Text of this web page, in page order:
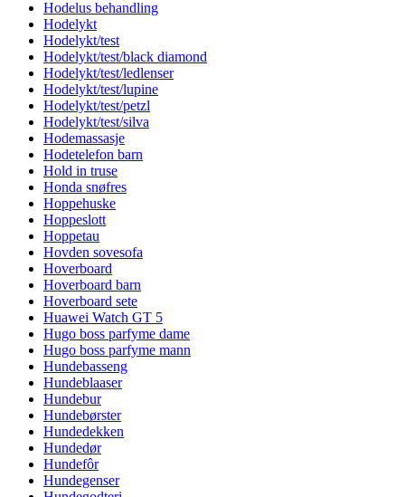
Hodelus behandling
Hodelykt
Hodelykt/test
Hodelykt/test/black diamond
Hodelykt/test/ledlenser
Hodelykt/test/lupine
Hodelykt/test/petzl
Hodelykt/test/silva
Hodemassasje
Hodetelefon barn
Hold in truse
Honda snøfres
Hoppehuske
Hoppeslott
Hoppetau
Hovden sovesofa
Hoverboard
Hoverboard barn
Hoverboard sete
Huawei Watch GT 5
Hugo boss parfyme dame
Hugo boss parfyme mann
Hundebasseng
Hundeblaaser
Hundebur
Hundebørster
Hundedekken
Hundedør
Hundefôr
Hundegenser